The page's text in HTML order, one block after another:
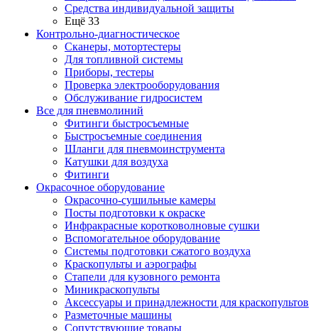
Средства индивидуальной защиты
Ещё 33
Контрольно-диагностическое
Сканеры, мотортестеры
Для топливной системы
Приборы, тестеры
Проверка электрооборудования
Обслуживание гидросистем
Все для пневмолиний
Фитинги быстросъемные
Быстросъемные соединения
Шланги для пневмоинструмента
Катушки для воздуха
Фитинги
Окрасочное оборудование
Окрасочно-сушильные камеры
Посты подготовки к окраске
Инфракрасные коротковолновые сушки
Вспомогательное оборудование
Системы подготовки сжатого воздуха
Краскопульты и аэрографы
Стапели для кузовного ремонта
Миникраскопульты
Аксессуары и принадлежности для краскопультов
Разметочные машины
Сопутствующие товары